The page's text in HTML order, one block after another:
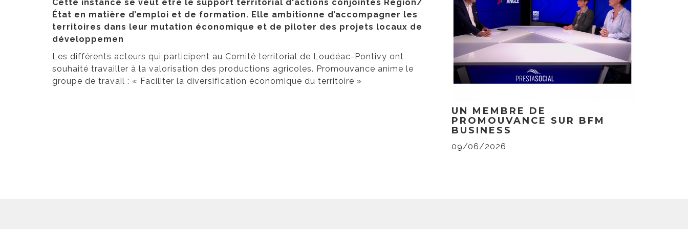
Cette instance se veut être le support territorial d'actions conjointes Région/
État en matière d’emploi et de formation. Elle ambitionne d’accompagner les
territoires dans leur mutation économique et de piloter des projets locaux de
développemen
Les différents acteurs qui participent au Comité territorial de Loudéac-Pontivy ont
souhaité travailler à la valorisation des productions agricoles. Promouvance anime le
groupe de travail : « Faciliter la diversification économique du territoire »
UN MEMBRE DE
PROMOUVANCE SUR BFM
BUSINESS
09/06/2026